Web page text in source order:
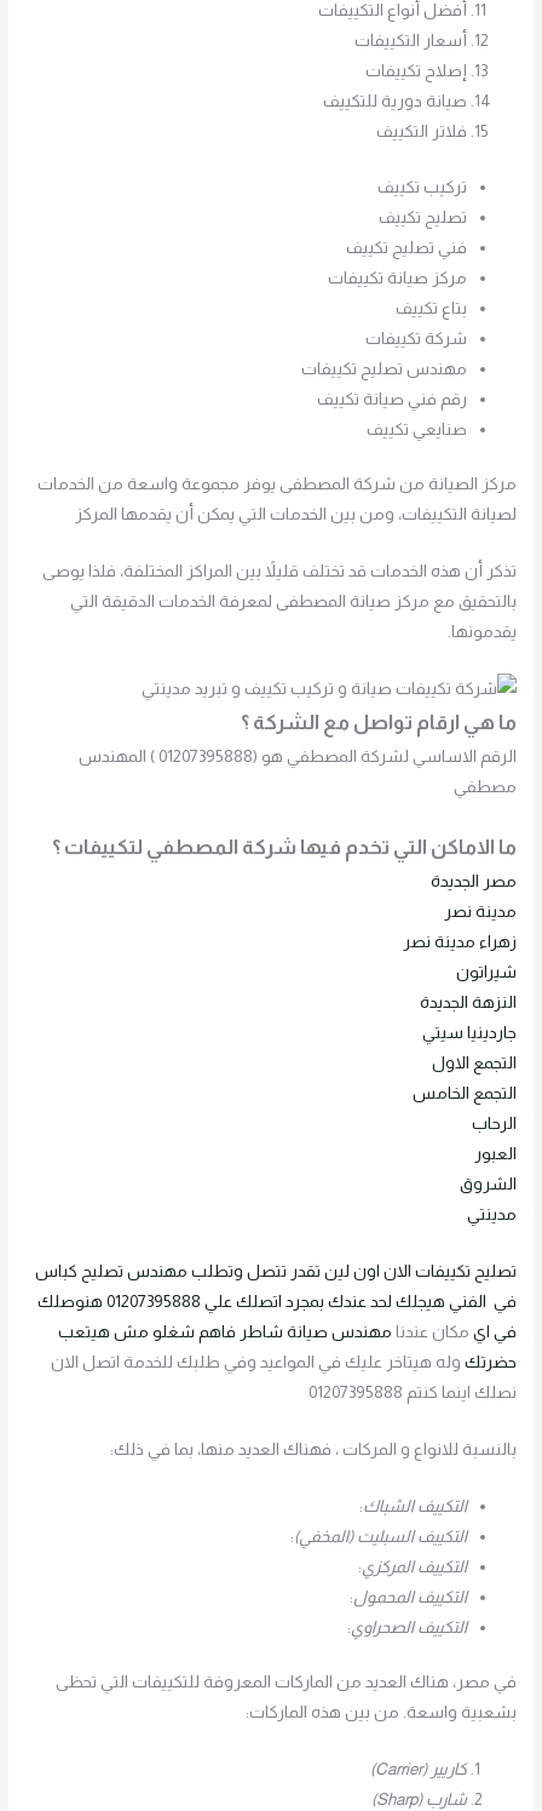
أفضل أنواع التكييفات
أسعار التكييفات
إصلاح تكييفات
صيانة دورية للتكييف
فلاتر التكييف
تركيب تكييف
تصليح تكييف
فني تصليح تكييف
مركز صيانة تكييفات
بتاع تكييف
شركة تكييفات
مهندس تصليح تكييفات
رقم فني صيانة تكييف
صنايعي تكييف
مركز الصيانة من شركة المصطفى يوفر مجموعة واسعة من الخدمات
لصيانة التكييفات، ومن بين الخدمات التي يمكن أن يقدمها المركز
تذكر أن هذه الخدمات قد تختلف قليلاً بين المراكز المختلفة، فلذا يوصى
بالتحقيق مع مركز صيانة المصطفى لمعرفة الخدمات الدقيقة التي
يقدمونها.
ما هي ارقام تواصل مع الشركة ؟
الرقم الاساسي لشركة المصطفي هو (01207395888 ) المهندس
مصطفي
ما الاماكن التي تخدم فيها شركة المصطفي لتكييفات ؟
مصر الجديدة
مدينة نصر
زهراء مدينة نصر
شيراتون
النزهة الجديدة
جاردينيا سيتي
التجمع الاول
التجمع الخامس
الرحاب
العبور
الشروق
مدينتي
تصليح تكييفات الان اون لين تقدر تتصل وتطلب مهندس تصليح كباس
في
الفني هيجلك لحد عندك بمجرد اتصلك علي
01207395888 هنوصلك
في اي مكان عندنا مهندس صيانة شاطر فاهم شغلو مش هيتعب
حضرتك وله هيتاخر عليك في المواعيد وفي طلبك للخدمة اتصل الان
نصلك اينما كنتم 01207395888
بالنسبة للانواع و المركات ، فهناك العديد منها، بما في ذلك:
التكييف الشباك:
التكييف السبليت (المخفي):
التكييف المركزي:
التكييف المحمول:
التكييف الصحراوي:
في مصر، هناك العديد من الماركات المعروفة للتكييفات التي تحظى
بشعبية واسعة. من بين هذه الماركات:
كاريير (Carrier)
شارب (Sharp)